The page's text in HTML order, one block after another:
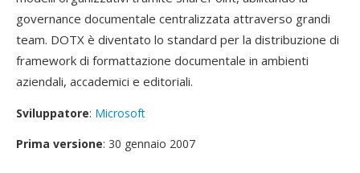
governance documentale centralizzata attraverso grandi
team. DOTX è diventato lo standard per la distribuzione di
framework di formattazione documentale in ambienti
aziendali, accademici e editoriali.
Sviluppatore: Microsoft
Prima versione: 30 gennaio 2007